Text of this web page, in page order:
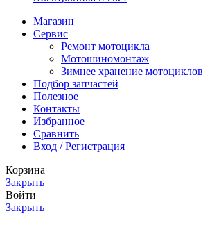
Магазин
Сервис
Ремонт мотоцикла
Мотошиномонтаж
Зимнее хранение мотоциклов
Подбор запчастей
Полезное
Контакты
Избранное
Сравнить
Вход / Регистрация
Корзина
Закрыть
Войти
Закрыть